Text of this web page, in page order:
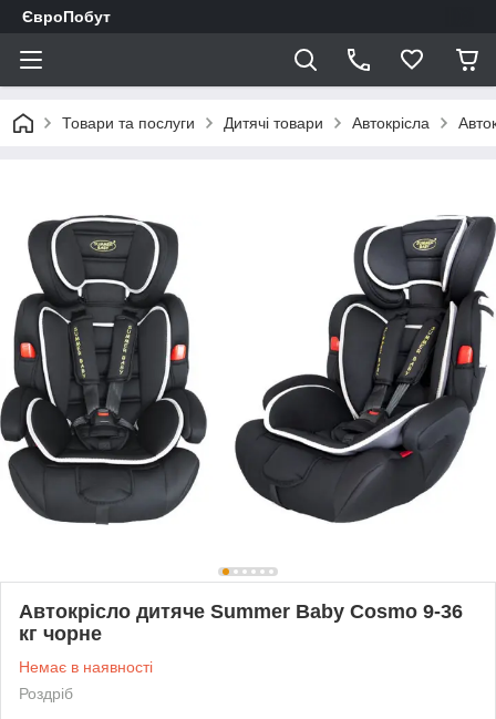
ЄвроПобут
Товари та послуги Дитячі товари Автокрісла
Автокрісло дитяче Summer Baby Cosmo 9-36
кг чорне
Немає в наявності
Роздріб